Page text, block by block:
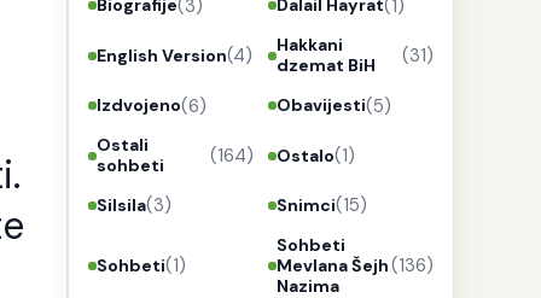
Biografije(3) Dalail Hayrat(1)
English Version(4)
Hakkani
dzemat BiH
(31)
Izdvojeno(6) Obavijesti(5)
Ostali
sohbeti
(164) Ostalo(1)
Silsila(3) Snimci(15)
Sohbeti(1)
Sohbeti
Mevlana Šejh
Nazima
(136)